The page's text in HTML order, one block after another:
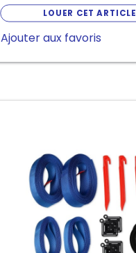
LOUER CET ARTICLE
Ajouter aux favoris